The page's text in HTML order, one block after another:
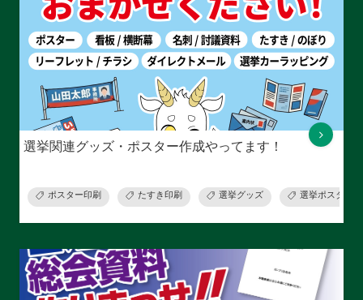
選挙関連グッズ・ポスター作成やってます！
ポスター印刷 たすき印刷 選挙グッズ 選挙ポスター